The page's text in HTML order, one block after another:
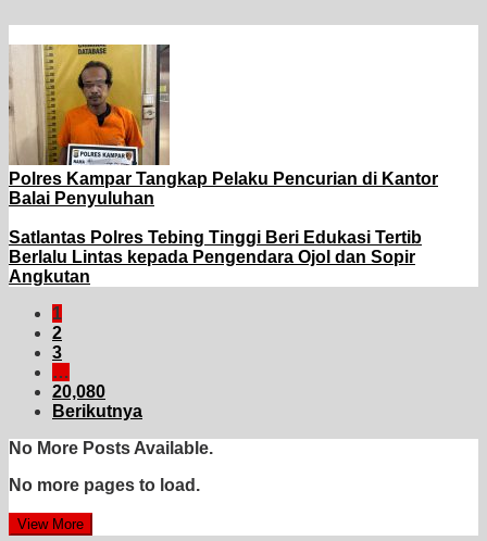
Polres Kampar Tangkap Pelaku Pencurian di Kantor
Balai Penyuluhan
Satlantas Polres Tebing Tinggi Beri Edukasi Tertib
Berlalu Lintas kepada Pengendara Ojol dan Sopir
Angkutan
1
2
3
…
20,080
Berikutnya
No More Posts Available.
No more pages to load.
View More